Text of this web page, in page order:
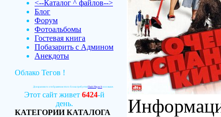
<--Каталог ^ файлов-->
Блог
Форум
Фотоальбомы
Гостевая книга
Побазарить с Админом
Анекдоты
Облако Тегов !
Для красивого отображения этого блока требуетсяFlash Player 9или выше.
Этот сайт живет 6424-й
день.
КАТЕГОРИИ КАТАЛОГА